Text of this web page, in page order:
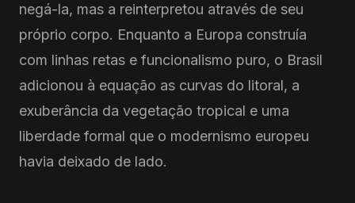
negá-la, mas a reinterpretou através de seu
próprio corpo. Enquanto a Europa construía
com linhas retas e funcionalismo puro, o Brasil
adicionou à equação as curvas do litoral, a
exuberância da vegetação tropical e uma
liberdade formal que o modernismo europeu
havia deixado de lado.